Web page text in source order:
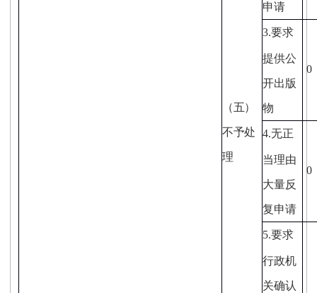
（五）
不予处
理
申请
3.要求
提供公
开出版
物
0
4.无正
当理由
大量反
复申请
0
5.要求
行政机
关确认